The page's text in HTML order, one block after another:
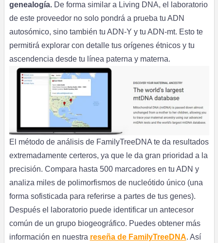
genealogía.De forma similar a Living DNA, el laboratorio
de este proveedor no solo pondrá a prueba tu ADN
autosómico, sino también tu ADN-Y y tu ADN-mt. Esto te
permitirá explorar con detalle tus orígenes étnicos y tu
ascendencia desde tu línea paterna y materna.
El método de análisis de FamilyTreeDNA te da resultados
extremadamente certeros, ya que le da gran prioridad a la
precisión. Compara hasta 500 marcadores en tu ADN y
analiza miles de polimorfismos de nucleótido único (una
forma sofisticada para referirse a partes de tus genes).
Después el laboratorio puede identificar un antecesor
común de un grupo biogeográfico. Puedes obtener más
información en nuestra reseña de FamilyTreeDNA. Así